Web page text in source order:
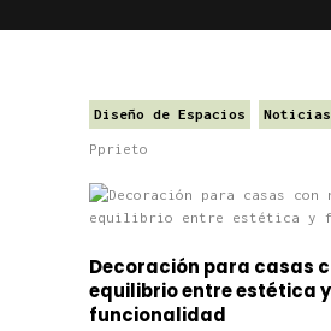
Diseño de Espacios Noticias
Pprieto
Decoración para casas
equilibrio entre estética y
funcionalidad